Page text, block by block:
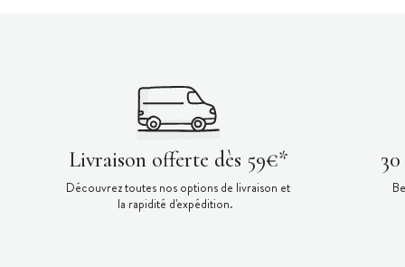
Livraison offerte dès 59€*
Découvrez toutes nos options de livraison et
la rapidité d'expédition.